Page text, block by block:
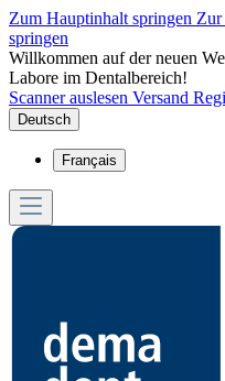
Zum Hauptinhalt springen Zur
springen
Willkommen auf der neuen
Labore im Dentalbereich!
Scanner auslesen Versand
Deutsch
Français